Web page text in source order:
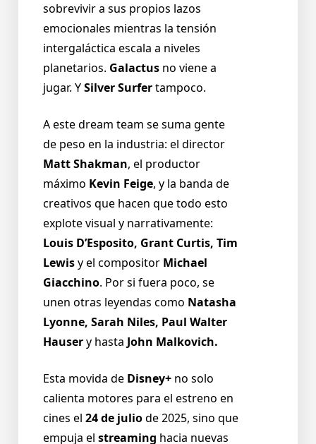
sobrevivir a sus propios lazos
emocionales mientras la tensión
intergaláctica escala a niveles
planetarios. Galactus no viene a
jugar. YSilver Surfertampoco.
A este dream team se suma gente
de peso en la industria: el director
Matt Shakman, el productor
máximo Kevin Feige, y la banda de
creativos que hacen que todo esto
explote visual y narrativamente:
Louis D’Esposito, Grant Curtis, Tim
Lewisy el compositor Michael
Giacchino. Por si fuera poco, se
unen otras leyendas como Natasha
Lyonne, Sarah Niles, Paul Walter
Hausery hasta John Malkovich.
Esta movida de Disney+ no solo
calienta motores para el estreno en
cines el 24 de juliode 2025, sino que
empuja el streaming hacia nuevas